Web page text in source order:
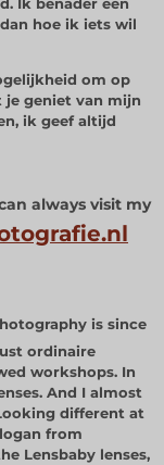
Ik benader een
hoe ik iets wil
om op
je geniet van mijn
ik geef altijd
always visit my
is since
ordinaire
workshops. In
And I almost
different at
from
Lensbaby lenses,